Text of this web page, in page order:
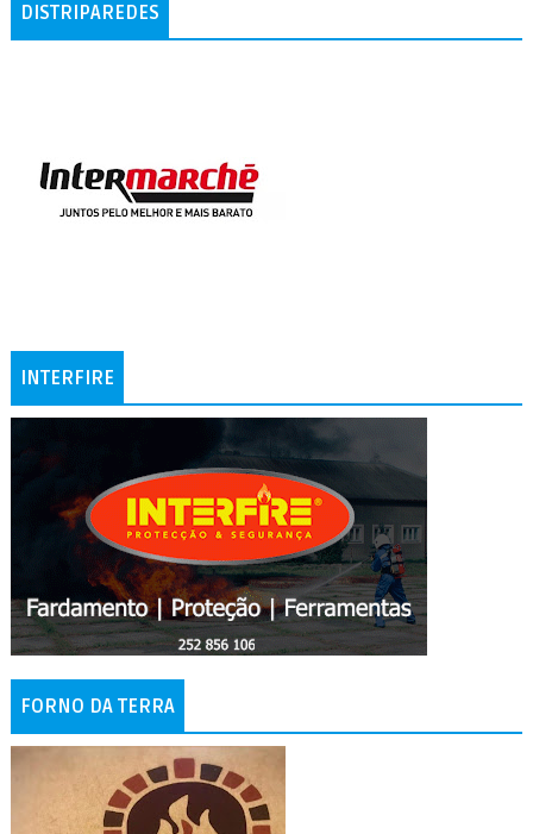
DISTRIPAREDES
INTERFIRE
FORNO DA TERRA